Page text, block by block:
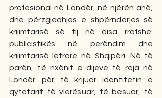
profesional në Londër, në njërën anë,
dhe përzgjedhjes e shpërndarjes së
krijimtarisë së tij në disa rrafshe:
publicistikës në perëndim dhe
krijimtarisë letrare në Shqipëri. Në të
parën, të nxënit e dijeve të reja në
Londër për të krijuar identitetin e
qytetarit të vlerësuar, të besuar, të